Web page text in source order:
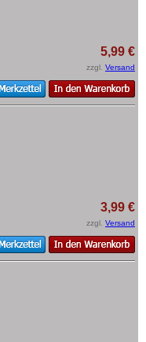
5,99 €
zzgl. Versand
3,99 €
zzgl. Versand